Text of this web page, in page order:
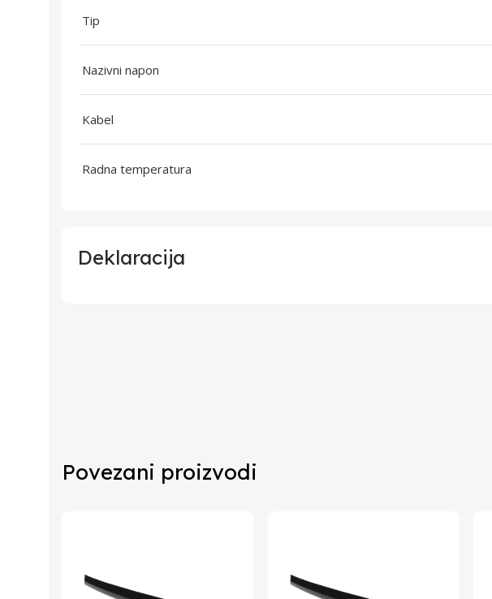
Tip
Nazivni napon
Kabel
Radna temperatura
Deklaracija
Zemlja Uvoza
Povezani proizvodi